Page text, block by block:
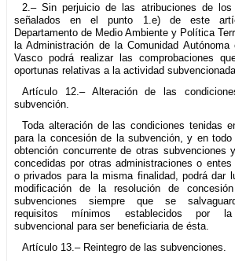
2.– Sin perjuicio de las atribuciones de los
señalados en el punto 1.e) de este
Departamento de Medio Ambiente y Política
la Administración de la Comunidad Autónoma
Vasco podrá realizar las comprobaciones
oportunas relativas a la actividad subvencionada.
Artículo 12.– Alteración de las
subvención.
Toda alteración de las condiciones tenidas
para la concesión de la subvención, y en
obtención concurrente de otras subvenciones
concedidas por otras administraciones o entes
o privados para la misma finalidad, podrá dar
modificación de la resolución de
subvenciones siempre que se
requisitos mínimos establecidos por
subvencional para ser beneficiaria de ésta.
Artículo 13.– Reintegro de las subvenciones.